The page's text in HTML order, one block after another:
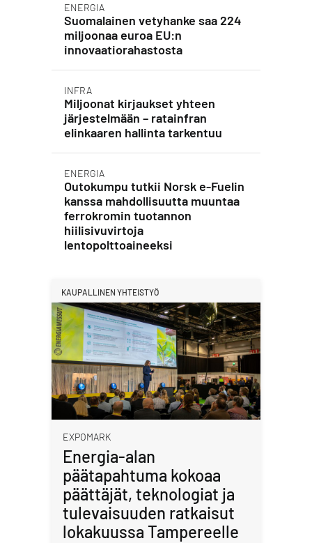
ENERGIA
Suomalainen vetyhanke saa 224
miljoonaa euroa EU:n
innovaatiorahastosta
INFRA
Miljoonat kirjaukset yhteen
järjestelmään – ratainfran
elinkaaren hallinta tarkentuu
ENERGIA
Outokumpu tutkii Norsk e-Fuelin
kanssa mahdollisuutta muuntaa
ferrokromin tuotannon
hiilisivuvirtoja
lentopolttoaineeksi
KAUPALLINEN YHTEISTYÖ
EXPOMARK
Energia-alan
päätapahtuma kokoaa
päättäjät, teknologiat ja
tulevaisuuden ratkaisut
lokakuussa Tampereelle